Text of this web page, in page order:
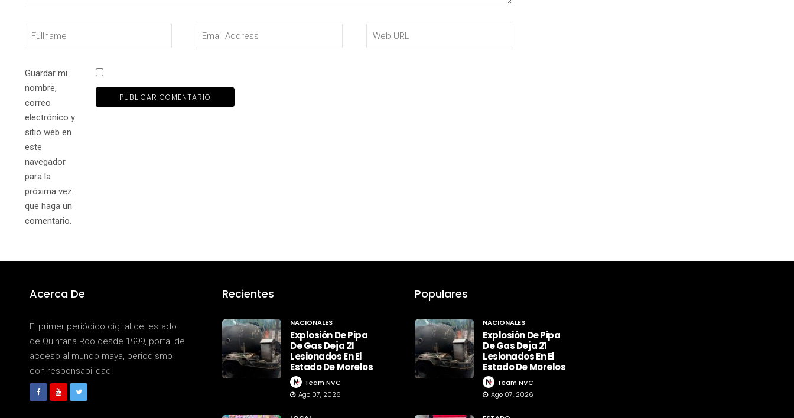
Guardar mi
nombre,
correo
electrónico y
sitio web en
este
navegador
para la
próxima vez
que haga un
comentario.
Acerca De
El primer periódico digital del estado
de Quintana Roo desde 1999, portal de
acceso al mundo maya, periodismo
con responsabilidad.
Recientes
NACIONALES
Explosión De Pipa
De Gas Deja 21
Lesionados En El
Estado De Morelos
Team NVC
Ago 07, 2026
Populares
NACIONALES
Explosión De Pipa
De Gas Deja 21
Lesionados En El
Estado De Morelos
Team NVC
Ago 07, 2026